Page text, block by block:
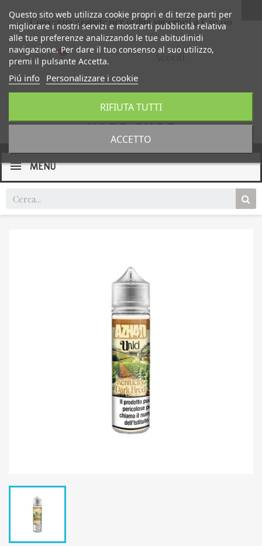
Consegna gratuita per ordini superiori a € 59,00
0,00 €
MENU
Questo sito web utilizza cookie propri e di terze parti per
migliorare i nostri servizi e mostrarti pubblicità relativa
alle tue preferenze analizzando le tue abitudinidi
navigazione. Per dare il tuo consenso al suo utilizzo,
premi il pulsante Accetta.
Piú info Personalizzare i cookie
RIFIUTA TUTTI
ACCETTO